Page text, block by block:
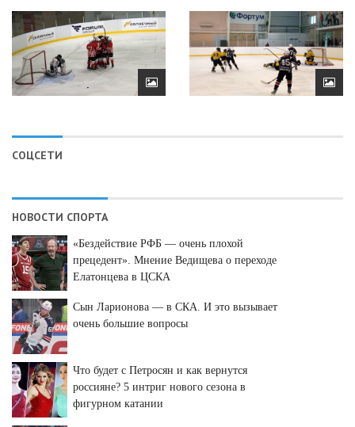
СОЦСЕТИ
НОВОСТИ СПОРТА
«Бездействие РФБ — очень плохой
прецедент». Мнение Ведищева о переходе
Елатонцева в ЦСКА
Сын Ларионова — в СКА. И это вызывает
очень большие вопросы
Что будет с Петросян и как вернутся
россияне? 5 интриг нового сезона в
фигурном катании